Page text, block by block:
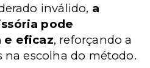
inválido, a
pode
e eficaz, reforçando a
na escolha do método.